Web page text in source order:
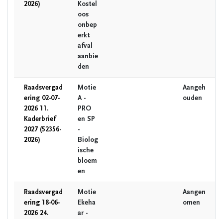
2026)
Kostel
oos
onbep
erkt
afval
aanbie
den
Raadsvergad
ering 02-07-
2026 11.
Kaderbrief
2027 (52356-
2026)
Motie
A -
PRO
en SP
-
Biolog
ische
bloem
en
Aangeh
ouden
Raadsvergad
ering 18-06-
2026 24.
Motie
Ekeha
ar -
Aangen
omen